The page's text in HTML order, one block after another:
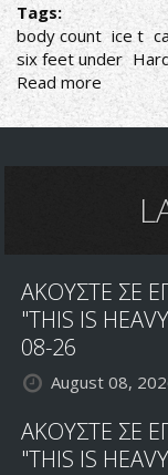
Tags:
body count ice t
six feet under
Read moreabout
BODY
COUNT:
ΔΙΣΚΟ
ΑΚΟΥΣΤΕ ΣΕ
"THIS IS
08-26
August 08,
ΑΚΟΥΣΤΕ ΣΕ
"THIS IS